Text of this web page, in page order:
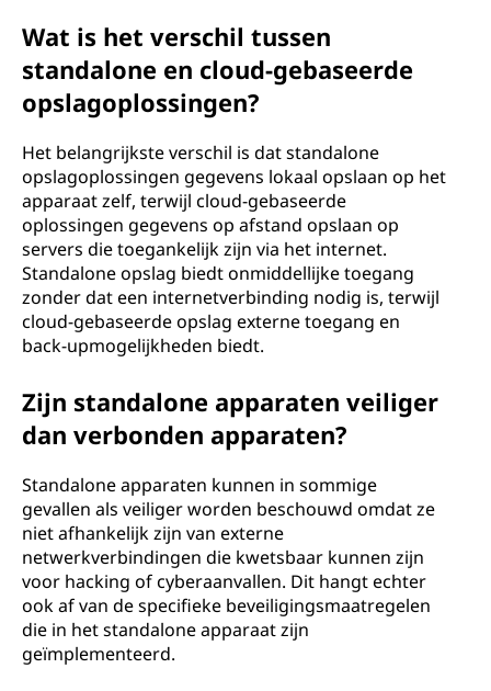
Wat is het verschil tussen
standalone en cloud-gebaseerde
opslagoplossingen?
Het belangrijkste verschil is dat standalone
opslagoplossingen gegevens lokaal opslaan op het
apparaat zelf, terwijl cloud-gebaseerde
oplossingen gegevens op afstand opslaan op
servers die toegankelijk zijn via het internet.
Standalone opslag biedt onmiddellijke toegang
zonder dat een internetverbinding nodig is, terwijl
cloud-gebaseerde opslag externe toegang en
back-upmogelijkheden biedt.
Zijn standalone apparaten veiliger
dan verbonden apparaten?
Standalone apparaten kunnen in sommige
gevallen als veiliger worden beschouwd omdat ze
niet afhankelijk zijn van externe
netwerkverbindingen die kwetsbaar kunnen zijn
voor hacking of cyberaanvallen. Dit hangt echter
ook af van de specifieke beveiligingsmaatregelen
die in het standalone apparaat zijn
geïmplementeerd.